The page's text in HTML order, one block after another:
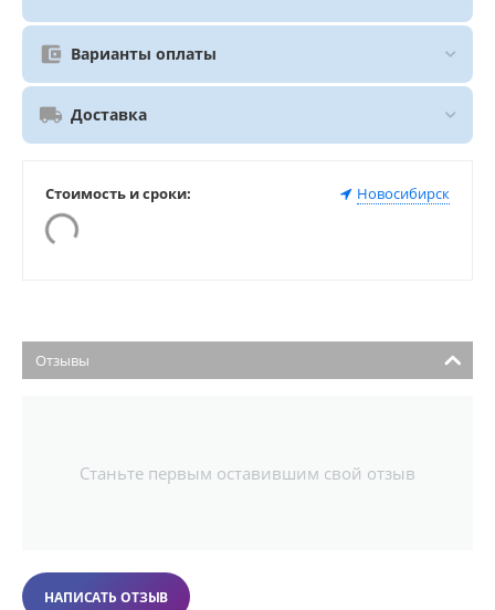
Варианты оплаты
Доставка
Стоимость и сроки: Новосибирск
Отзывы
Станьте первым оставившим свой отзыв
НАПИСАТЬ ОТЗЫВ